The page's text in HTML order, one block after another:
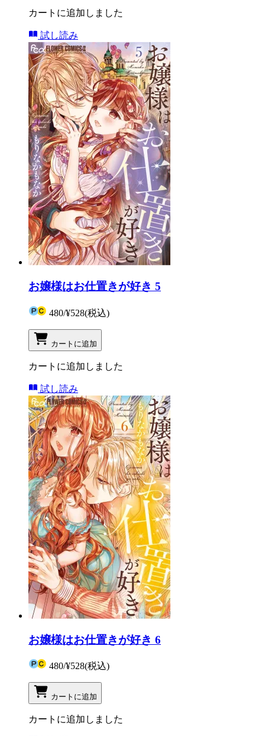
カートに追加しました
試し読み
お嬢様はお仕置きが好き 5
480/¥528(税込)
カートに追加
カートに追加しました
試し読み
お嬢様はお仕置きが好き 6
480/¥528(税込)
カートに追加
カートに追加しました